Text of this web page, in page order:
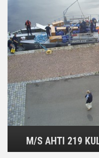
M/S AHTI 219